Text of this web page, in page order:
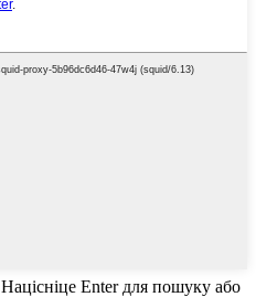
Націсніце Enter для пошуку або